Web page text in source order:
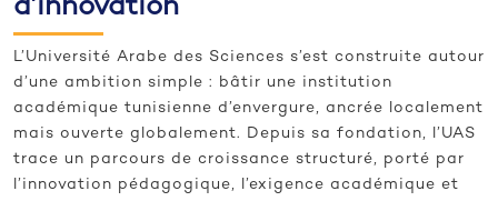
d’innovation
L’Université Arabe des Sciences s’est construite autour
d’une ambition simple : bâtir une institution
académique tunisienne d’envergure, ancrée localement
mais ouverte globalement. Depuis sa fondation, l’UAS
trace un parcours de croissance structuré, porté par
l’innovation pédagogique, l’exigence académique et